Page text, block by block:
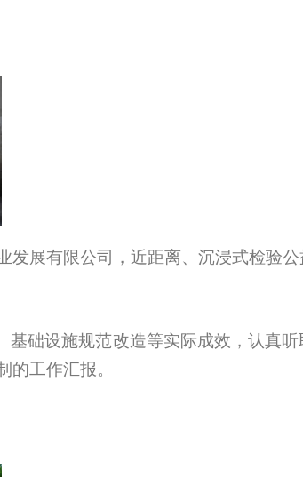
发展有限公司， 近距离、沉浸式检验公
基础设施规范改造等实际成效，认真
工作汇报。